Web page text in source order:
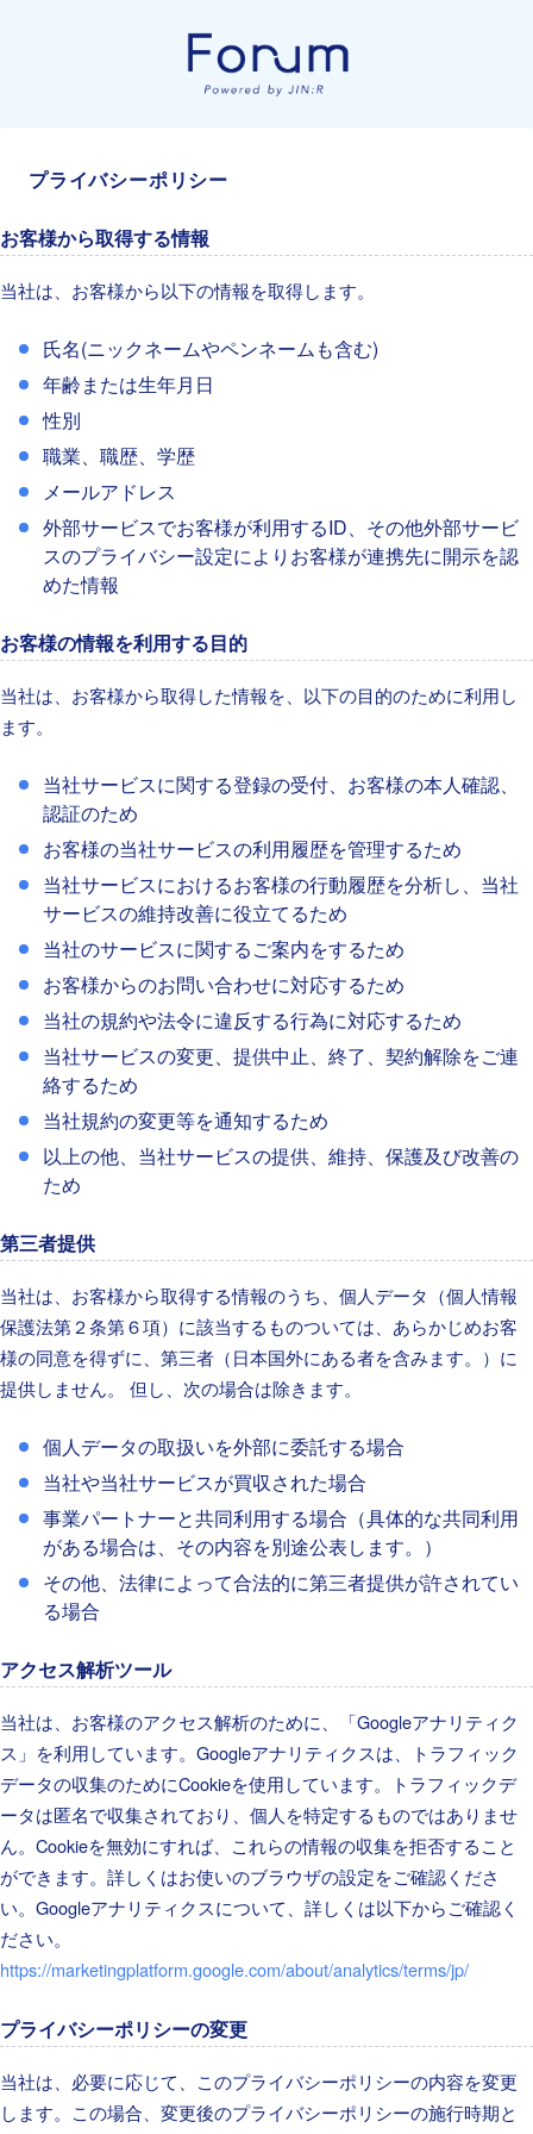
プライバシーポリシー
お客様から取得する情報
当社は、お客様から以下の情報を取得します。
氏名(ニックネームやペンネームも含む)
年齢または生年月日
性別
職業、職歴、学歴
メールアドレス
外部サービスでお客様が利用するID、その他外部サービ
スのプライバシー設定によりお客様が連携先に開示を認
めた情報
お客様の情報を利用する目的
当社は、お客様から取得した情報を、以下の目的のために利用し
ます。
当社サービスに関する登録の受付、お客様の本人確認、
認証のため
お客様の当社サービスの利用履歴を管理するため
当社サービスにおけるお客様の行動履歴を分析し、当社
サービスの維持改善に役立てるため
当社のサービスに関するご案内をするため
お客様からのお問い合わせに対応するため
当社の規約や法令に違反する行為に対応するため
当社サービスの変更、提供中止、終了、契約解除をご連
絡するため
当社規約の変更等を通知するため
以上の他、当社サービスの提供、維持、保護及び改善の
ため
第三者提供
当社は、お客様から取得する情報のうち、個人データ（個人情報
保護法第２条第６項）に該当するものついては、あらかじめお客
様の同意を得ずに、第三者（日本国外にある者を含みます。）に
提供しません。 但し、次の場合は除きます。
個人データの取扱いを外部に委託する場合
当社や当社サービスが買収された場合
事業パートナーと共同利用する場合（具体的な共同利用
がある場合は、その内容を別途公表します。）
その他、法律によって合法的に第三者提供が許されてい
る場合
アクセス解析ツール
当社は、お客様のアクセス解析のために、「Googleアナリティク
ス」を利用しています。Googleアナリティクスは、トラフィック
データの収集のためにCookieを使用しています。トラフィックデ
ータは匿名で収集されており、個人を特定するものではありませ
ん。Cookieを無効にすれば、これらの情報の収集を拒否すること
ができます。詳しくはお使いのブラウザの設定をご確認くださ
い。Googleアナリティクスについて、詳しくは以下からご確認く
ださい。
https://marketingplatform.google.com/about/analytics/terms/jp/
プライバシーポリシーの変更
当社は、必要に応じて、このプライバシーポリシーの内容を変更
します。この場合、変更後のプライバシーポリシーの施行時期と